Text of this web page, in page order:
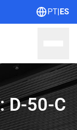
PT|ES
D-50-C